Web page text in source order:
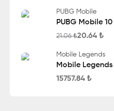
PUBG Mobile
PUBG Mobile 10
21.06₺20.64 ₺
Mobile Legends
Mobile Legends
15757.84 ₺